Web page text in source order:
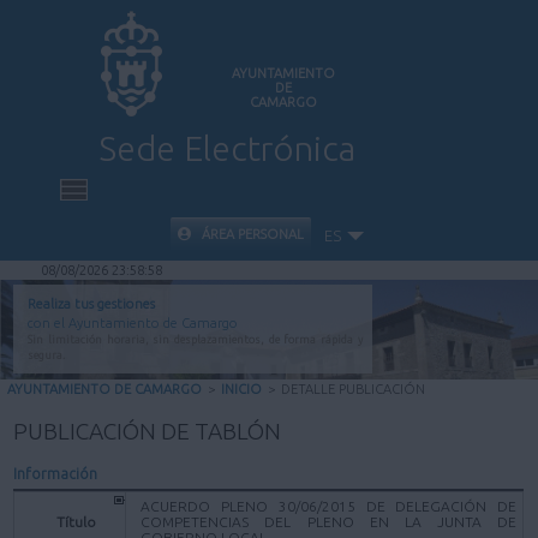
AYUNTAMIENTO
DE
CAMARGO
Sede Electrónica
INICIO
INFORMACIÓN PÚBLICA
CARPETA CIUDADANA
VALIDACIÓN DE DOCUMENTOS
ÁREA PERSONAL ES
08/08/2026 23:58:58
Realiza tus gestiones
con el Ayuntamiento de Camargo
AYUNTAMIENTO DE CAMARGO > INICIO > DETALLE PUBLICACIÓN
PUBLICACIÓN DE TABLÓN
Información
Título
ACUERDO PLENO 30/06/2015 DE DELEGACIÓN DE
COMPETENCIAS DEL PLENO EN LA JUNTA DE